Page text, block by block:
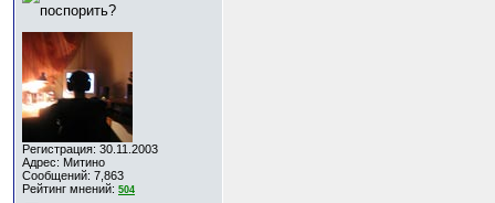
Регистрация: 30.11.2003
Адрес: Митино
Сообщений: 7,863
Рейтинг мнений: 504